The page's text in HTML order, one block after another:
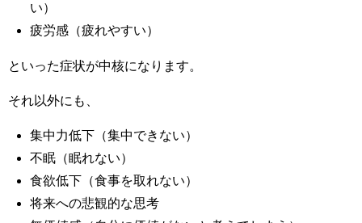
い）
疲労感（疲れやすい）
といった症状が中核になります。
それ以外にも、
集中力低下（集中できない）
不眠（眠れない）
食欲低下（食事を取れない）
将来への悲観的な思考